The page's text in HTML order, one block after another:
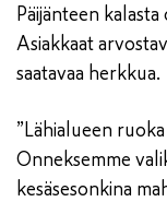
Päijänteen
Asiakkaat
saatavaa herkkua.
”Lähialueen
Onneksemme
kesäsesonkina